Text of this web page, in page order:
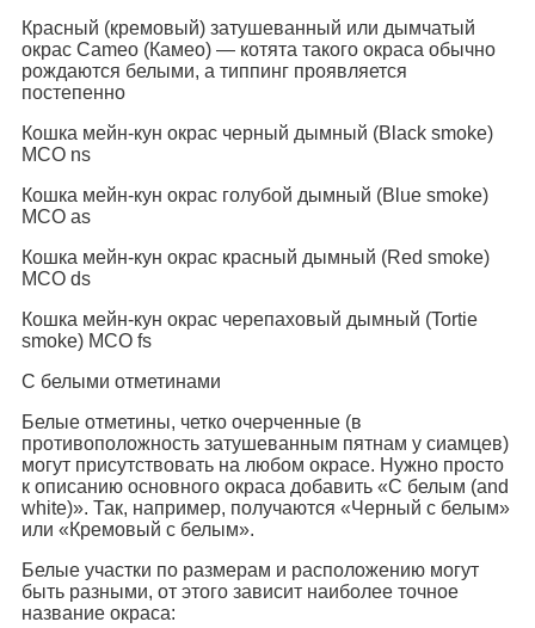
Красный (кремовый) затушеванный или дымчатый
окрас Cameo (Камео) — котята такого окраса обычно
рождаются белыми, а типпинг проявляется
постепенно
Кошка мейн-кун окрас черный дымный (Black smoke)
MCO ns
Кошка мейн-кун окрас голубой дымный (Blue smoke)
MCO as
Кошка мейн-кун окрас красный дымный (Red smoke)
MCO ds
Кошка мейн-кун окрас черепаховый дымный (Tortie
smoke) MCO fs
С белыми отметинами
Белые отметины, четко очерченные (в
противоположность затушеванным пятнам у сиамцев)
могут присутствовать на любом окрасе. Нужно просто
к описанию основного окраса добавить «С белым (and
white)». Так, например, получаются «Черный с белым»
или «Кремовый с белым».
Белые участки по размерам и расположению могут
быть разными, от этого зависит наиболее точное
название окраса: